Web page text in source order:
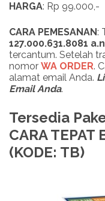
HARGA: Rp 99.000,-
CARA PEMESANAN:
127.000.631.8081
tercantum. Setelah
nomor WA ORDER.
alamat email Anda.
Email Anda.
Tersedia
CARA TEPAT
(KODE: TB)